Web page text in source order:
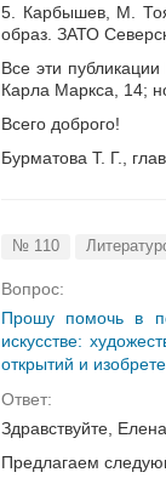
5. Карбышев, М.
образ. ЗАТО
Все эти
Карла Маркса, 14;
Всего доброго!
Бурматова Т. Г.,
№ 110
Вопрос:
Прошу помочь в
искусстве:
открытий и
Ответ:
Здравствуйте,
Предлагаем